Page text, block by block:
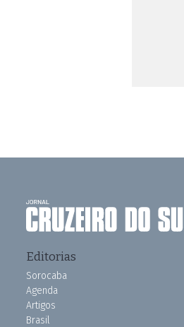
Editorias
Sorocaba
Agenda
Artigos
Brasil